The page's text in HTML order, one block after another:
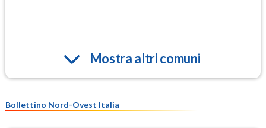
Mostra altri comuni
Bollettino Nord-Ovest Italia